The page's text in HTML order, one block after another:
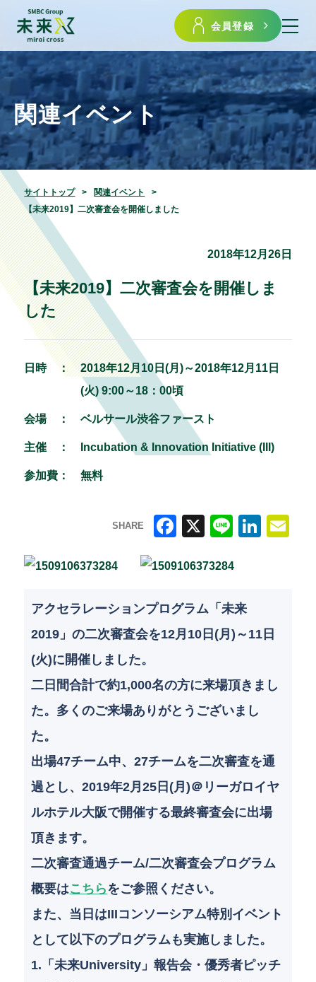
会員登録
関連イベント
サイトトップ
関連イベント
【未来2019】二次審査会を開催しました
2018年12月26日
【未来2019】二次審査会を開催しま
した
日時 ：
2018年12月10日(月)～2018年12月11日
(火) 9:00～18：00頃
会場 ： ベルサール渋谷ファースト
主催 ： Incubation & Innovation Initiative (III)
参加費： 無料
SHARE
a
e
b
o
k
n
dI
アクセラレーションプログラム「未来
2019」の二次審査会を12月10日(月)～11日
(火)に開催しました。
二日間合計で約1,000名の方に来場頂きまし
た。多くのご来場ありがとうございまし
た。
出場47チーム中、27チームを二次審査を通
過とし、2019年2月25日(月)＠リーガロイヤ
ルホテル大阪で開催する最終審査会に出場
頂きます。
二次審査通過チーム/二次審査会プログラム
概要はこちら をご参照ください。
また、当日はIIIコンソーシアム特別イベント
として以下のプログラムも実施しました。
1.「未来University」報告会・優秀者ピッチ